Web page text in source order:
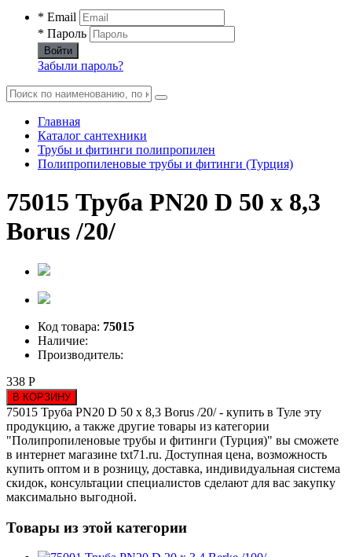
* Email
* Пароль
Войти
Забыли пароль?
Главная
Каталог сантехники
Трубы и фитинги полипропилен
Полипропиленовые трубы и фитинги (Турция)
75015 Труба PN20 D 50 х 8,3
Borus /20/
Код товара: 75015
Наличие:
Производитель:
338 Р
В КОРЗИНУ
75015 Труба PN20 D 50 х 8,3 Borus /20/ - купить в Туле эту
продукцию, а также другие товары из категории
"Полипропиленовые трубы и фитинги (Турция)" вы сможете
в интернет магазине txt71.ru. Доступная цена, возможность
купить оптом и в розницу, доставка, индивидуальная система
скидок, консультации специалистов сделают для вас закупку
максимально выгодной.
Товары из этой категории